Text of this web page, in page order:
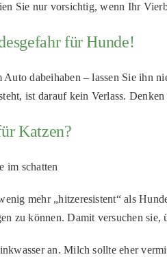
Sie nur vorsichtig, wenn Ihr
für Hunde!
dabeihaben – lassen Sie ihn
ist darauf kein Verlass.
Katzen?
mehr „hitzeresistent“ als
zu können. Damit versuchen
an. Milch sollte eher